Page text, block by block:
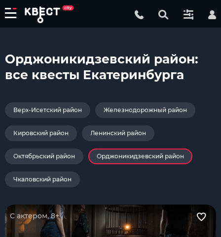
Орджоникидзевский район:
все квесты Екатеринбурга
Верх-Исетский район Железнодорожный район
Кировский район Ленинский район
Октябрьский район Орджоникидзевский район
Чкаловский район
С актером, 8+